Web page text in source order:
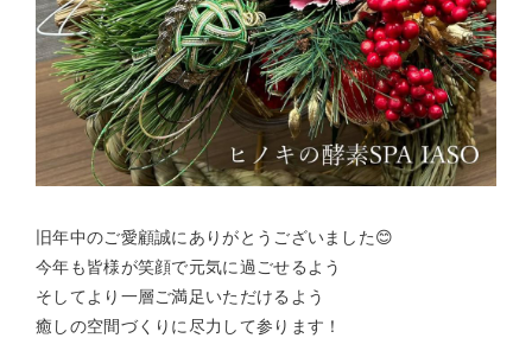
旧年中のご愛顧誠にありがとうございました😊
今年も皆様が笑顔で元気に過ごせるよう
そしてより一層ご満足いただけるよう
癒しの空間づくりに尽力して参ります！